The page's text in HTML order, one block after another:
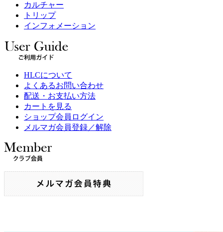
カルチャー
トリップ
インフォメーション
HLCについて
よくあるお問い合わせ
配送・お支払い方法
カートを見る
ショップ会員ログイン
メルマガ会員登録／解除